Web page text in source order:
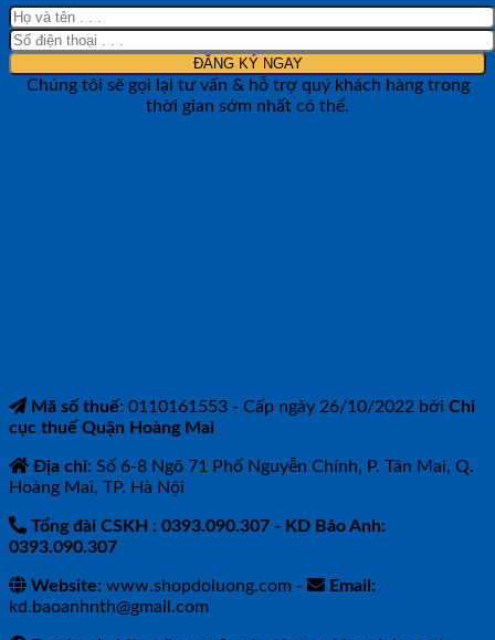
Chúng tôi sẽ gọi lại tư vấn & hỗ trợ quý khách hàng trong
thời gian sớm nhất có thể.
Mã số thuế: 0110161553 - Cấp ngày 26/10/2022 bởi Chi
cục thuế Quận Hoàng Mai
Địa chỉ: Số 6-8 Ngõ 71 Phố Nguyễn Chính, P. Tân Mai, Q.
Hoàng Mai, TP. Hà Nội
Tổng đài CSKH : 0393.090.307 - KD Bảo Anh:
0393.090.307
Website: www.shopdoluong.com -
Email:
kd.baoanhnth@gmail.com